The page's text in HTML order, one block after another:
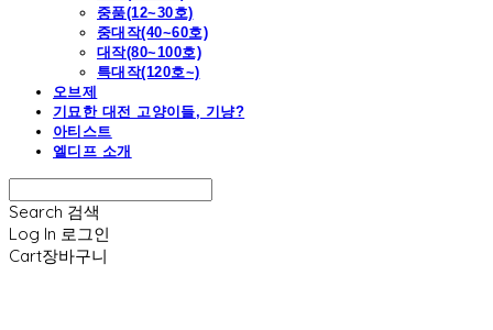
중품(12~30호)
중대작(40~60호)
대작(80~100호)
특대작(120호~)
오브제
기묘한 대전 고양이들, 기냥?
아티스트
엘디프 소개
Search 검색
Log In 로그인
Cart장바구니